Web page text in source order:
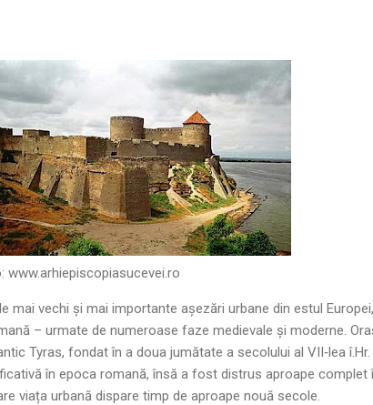
www.arhiepiscopiasucevei.ro
mai vechi și mai importante așezări urbane din estul
– urmate de numeroase faze medievale și moderne.
Tyras, fondat în a doua jumătate a secolului al VII‑lea
în epoca romană, însă a fost distrus aproape complet
viața urbană dispare timp de aproape nouă secole.